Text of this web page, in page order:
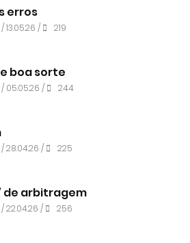
erros
/ 13.05.26 / 219
boa sorte
/ 05.05.26 / 244
/ 28.04.26 / 225
de arbitragem
/ 22.04.26 / 256